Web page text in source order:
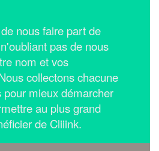
nous faire part de
pas de nous
nom et vos
collectons chacune
mieux démarcher
au plus grand
de Cliiink.